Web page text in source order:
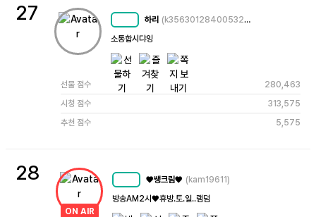
27 하리 (k3563012840053230531)
소통합시댜잉
선물 점수
280,463
시청 점수
313,575
추천 점수
5,575
28
ON AIR
♥쌩크림♥ (kam19611)
방송AM2시♥️휴방.토.일..램덤